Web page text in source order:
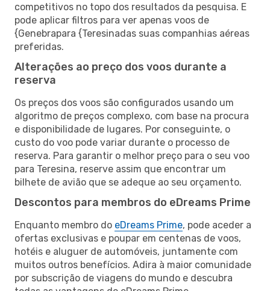
competitivos no topo dos resultados da pesquisa. E
pode aplicar filtros para ver apenas voos de
{Genebrapara {Teresinadas suas companhias aéreas
preferidas.
Alterações ao preço dos voos durante a
reserva
Os preços dos voos são configurados usando um
algoritmo de preços complexo, com base na procura
e disponibilidade de lugares. Por conseguinte, o
custo do voo pode variar durante o processo de
reserva. Para garantir o melhor preço para o seu voo
para Teresina, reserve assim que encontrar um
bilhete de avião que se adeque ao seu orçamento.
Descontos para membros do eDreams Prime
Enquanto membro do eDreams Prime, pode aceder a
ofertas exclusivas e poupar em centenas de voos,
hotéis e aluguer de automóveis, juntamente com
muitos outros benefícios. Adira à maior comunidade
por subscrição de viagens do mundo e descubra